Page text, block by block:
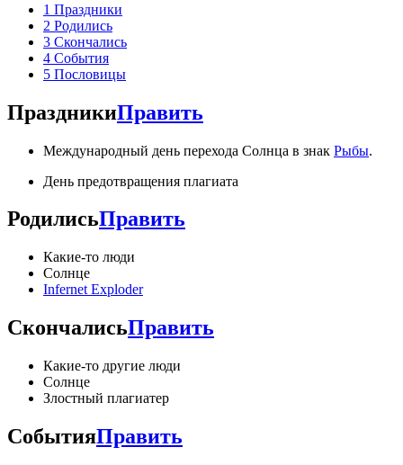
1 Праздники
2 Родились
3 Скончались
4 События
5 Пословицы
ПраздникиПравить
Международный день перехода Солнца в знак Рыбы.
День предотвращения плагиата
РодилисьПравить
Какие-то люди
Солнце
Infernet Exploder
СкончалисьПравить
Какие-то другие люди
Солнце
Злостный плагиатер
СобытияПравить